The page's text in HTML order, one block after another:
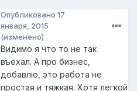
Опубликовано 17
января, 2015
(изменено)
Видимо я что то не так
въехал. А про бизнес,
добавлю, это работа не
простая и тяжкая. Хотя легкой